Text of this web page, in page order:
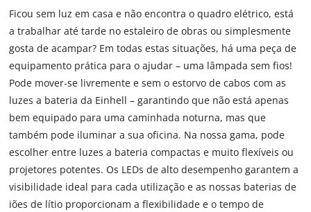
Ficou sem luz em casa e não encontra o quadro elétrico, está
a trabalhar até tarde no estaleiro de obras ou simplesmente
gosta de acampar? Em todas estas situações, há uma peça de
equipamento prática para o ajudar – uma lâmpada sem fios!
Pode mover-se livremente e sem o estorvo de cabos com as
luzes a bateria da Einhell – garantindo que não está apenas
bem equipado para uma caminhada noturna, mas que
também pode iluminar a sua oficina. Na nossa gama, pode
escolher entre luzes a bateria compactas e muito flexíveis ou
projetores potentes. Os LEDs de alto desempenho garantem a
visibilidade ideal para cada utilização e as nossas baterias de
iões de lítio proporcionam a flexibilidade e o tempo de